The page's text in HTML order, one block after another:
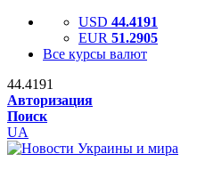
USD 44.4191
EUR 51.2905
Все курсы валют
44.4191
Авторизация
Поиск
UA